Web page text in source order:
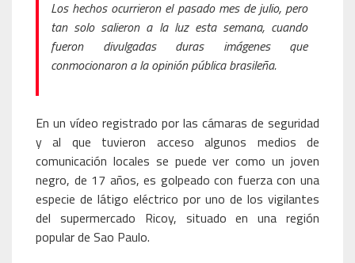
Los hechos ocurrieron el pasado mes de julio, pero
tan solo salieron a la luz esta semana, cuando
fueron divulgadas duras imágenes que
conmocionaron a la opinión pública brasileña.
En un vídeo registrado por las cámaras de seguridad
y al que tuvieron acceso algunos medios de
comunicación locales se puede ver como un joven
negro, de 17 años, es golpeado con fuerza con una
especie de látigo eléctrico por uno de los vigilantes
del supermercado Ricoy, situado en una región
popular de Sao Paulo.